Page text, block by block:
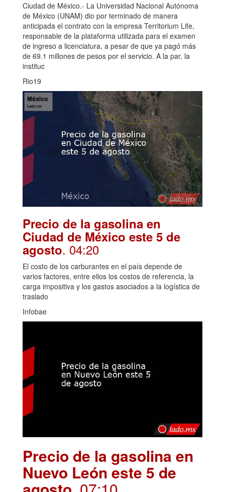
Ciudad de México.- La Universidad Nacional Autónoma
de México (UNAM) dio por terminado de manera
anticipada el contrato con la empresa Territorium Life,
responsable de la plataforma utilizada para el examen
de ingreso a licenciatura, a pesar de que ya pagó más
de 69.1 millones de pesos por el servicio. A la par, la
instituc
Rio19
Precio de la gasolina en
Ciudad de México este 5 de
agosto. 04:20
El costo de los carburantes en el país depende de
varios factores, entre ellos los costos de referencia, la
carga impositiva y los gastos asociados a la logística de
traslado
Infobae
Precio de la gasolina en
Nuevo León este 5 de